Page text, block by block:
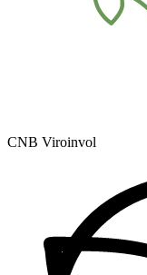
CNB Viroinvol